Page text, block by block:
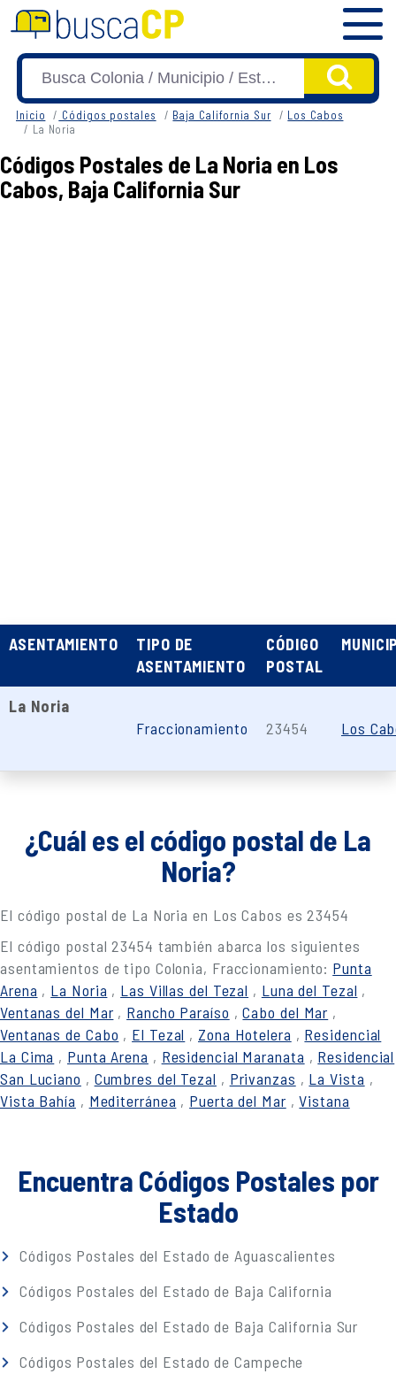
Inicio Códigos postales Baja California Sur
Los Cabos
La Noria
Códigos Postales de La Noria en Los
Cabos, Baja California Sur
ASENTAMIENTO
TIPO DE
ASENTAMIENTO
CÓDIGO
POSTAL
La Noria
Fraccionamiento
23454 Los
¿Cuál es el código postal de La
Noria?
El código postal de La Noria en Los Cabos es 23454
El código postal 23454 también abarca los siguientes
asentamientos de tipo Colonia, Fraccionamiento: Punta
Arena , La Noria , Las Villas del Tezal , Luna del Tezal ,
Ventanas del Mar , Rancho Paraíso ,Cabo del Mar ,
Ventanas de Cabo , El Tezal , Zona Hotelera , Residencial
La Cima , Punta Arena , Residencial Maranata , Residencial
San Luciano , Cumbres del Tezal , Privanzas , La Vista ,
Vista Bahía , Mediterránea , Puerta del Mar ,Vistana
Encuentra Códigos Postales por
Estado
Códigos Postales del Estado de Aguascalientes
Códigos Postales del Estado de Baja California
Códigos Postales del Estado de Baja California Sur
Códigos Postales del Estado de Campeche